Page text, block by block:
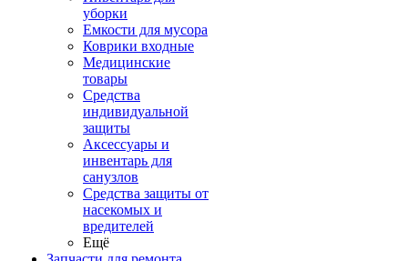
уборки
Емкости для мусора
Коврики входные
Медицинские
товары
Средства
индивидуальной
защиты
Аксессуары и
инвентарь для
санузлов
Средства защиты от
насекомых и
вредителей
Ещё